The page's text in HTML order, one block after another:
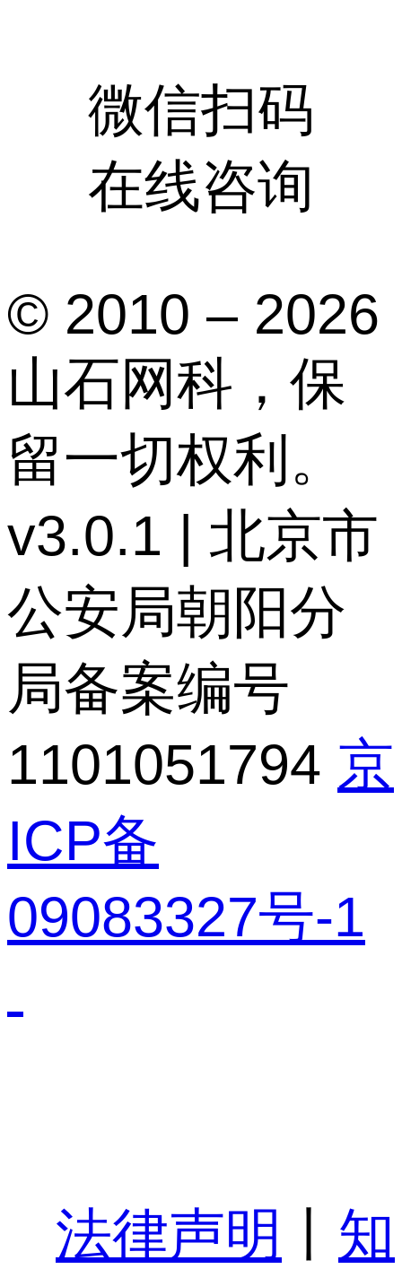
微信扫码
在线咨询
© 2010 – 2026
山石网科，保
留一切权利。
v3.0.1 | 北京市
公安局朝阳分
局备案编号
1101051794 京
ICP备
09083327号-1
法律声明
知